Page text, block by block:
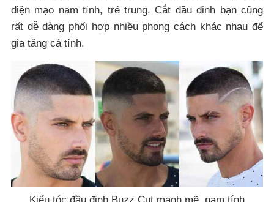
diện mạo nam tính, trẻ trung. Cắt đầu đinh bạn cũng
rất dễ dàng phối hợp nhiều phong cách khác nhau để
gia tăng cá tính.
Kiểu tóc đầu đinh Buᴢᴢ Cut mạnh mẽ, nam tính